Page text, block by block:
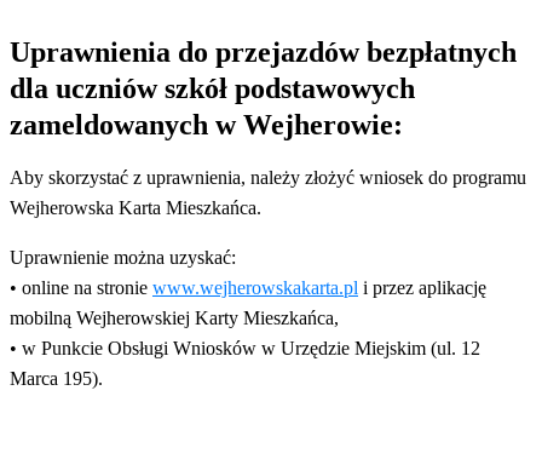
Uprawnienia do przejazdów bezpłatnych
dla uczniów szkół podstawowych
zameldowanych w Wejherowie:
Aby skorzystać z uprawnienia, należy złożyć wniosek do programu
Wejherowska Karta Mieszkańca.
Uprawnienie można uzyskać:
• online na stronie www.wejherowskakarta.pl i przez aplikację
mobilną Wejherowskiej Karty Mieszkańca,
• w Punkcie Obsługi Wniosków w Urzędzie Miejskim (ul. 12
Marca 195).